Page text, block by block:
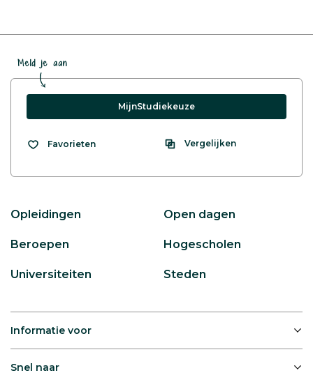
Meld je aan
MijnStudiekeuze
Favorieten Vergelijken
Opleidingen Open dagen
Beroepen Hogescholen
Universiteiten Steden
Informatie voor
Snel naar